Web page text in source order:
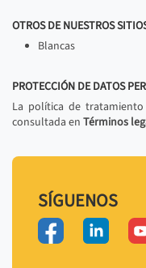
OTROS DE NUESTROS
Blancas
PROTECCIÓN DE DATOS
La política de
consultada en Términos
SÍGUENOS